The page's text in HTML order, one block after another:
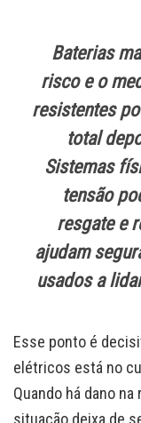
Baterias
risco e o
resistentes
total
Sistemas
tensão
resgate e
ajudam
usados a
Esse ponto é
elétricos está no
Quando há dano
situação deixa de